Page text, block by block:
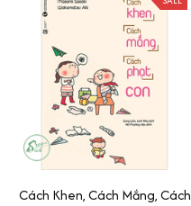
Cách Khen, Cách Mắng, Cách